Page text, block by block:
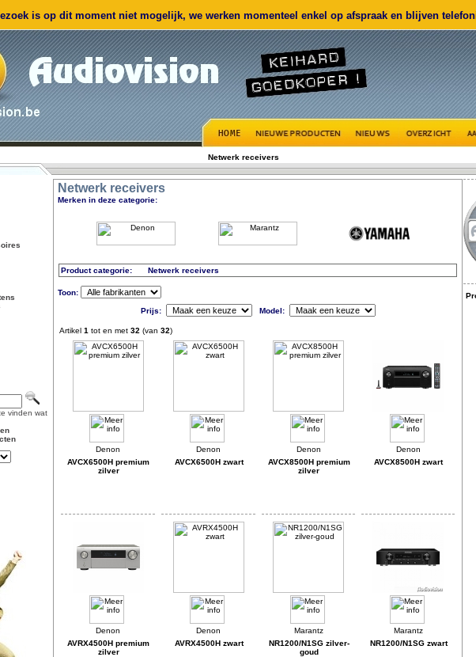
is op dit moment niet mogelijk, we werken momenteel enkel op afspraak en blijven
Netwerk receivers
vinden wat
Netwerk receivers
Merken in deze categorie:
Product categorie: Netwerk receivers
Toon:
Prijs: Model:
Artikel 1 tot en met 32 (van 32)
AVCX6500H premium
zilver
AVCX6500H zwart
AVCX8500H premium
zilver
AVCX8500H zwart
AVRX4500H premium
zilver
AVRX4500H zwart
NR1200/N1SG zilver-
goud
NR1200/N1SG zwart